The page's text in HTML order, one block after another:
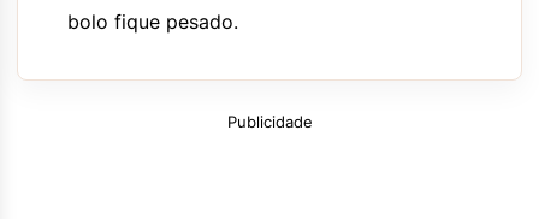
bolo fique pesado.
Publicidade